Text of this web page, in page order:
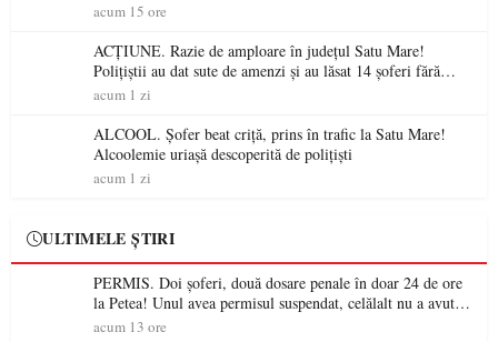
acum 15 ore
ACȚIUNE. Razie de amploare în județul Satu Mare!
Polițiștii au dat sute de amenzi și au lăsat 14 șoferi fără
permis într-o singură zi
acum 1 zi
ALCOOL. Șofer beat criță, prins în trafic la Satu Mare!
Alcoolemie uriașă descoperită de polițiști
acum 1 zi
ULTIMELE ȘTIRI
PERMIS. Doi șoferi, două dosare penale în doar 24 de ore
la Petea! Unul avea permisul suspendat, celălalt nu a avut
niciodată permis
acum 13 ore